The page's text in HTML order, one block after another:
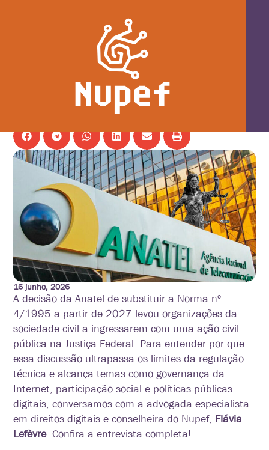
Governança da Internet em disputa: o
que está em jogo com o fim da Norma
16 junho, 2026
A decisão da Anatel de substituir a Norma nº
4/1995 a partir de 2027 levou organizações da
sociedade civil a ingressarem com uma ação civil
pública na Justiça Federal. Para entender por que
essa discussão ultrapassa os limites da regulação
técnica e alcança temas como governança da
Internet, participação social e políticas públicas
digitais, conversamos com a advogada especialista
em direitos digitais e conselheira do Nupef, Flávia
Lefèvre. Confira a entrevista completa!